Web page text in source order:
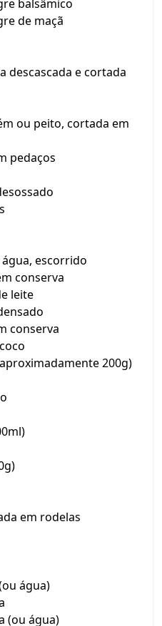
balsâmico
de maçã
descascada e cortada
ou peito, cortada em
pedaços
escorrido
conserva
leite
conserva
200g)
em rodelas
água)
(ou água)